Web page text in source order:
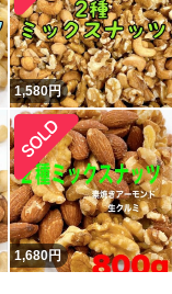
1,580円
1,680円